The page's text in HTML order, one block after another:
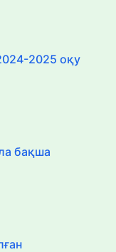
2025 оқу
бақша